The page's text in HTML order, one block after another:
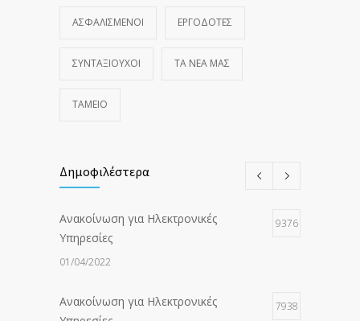
ΑΣΦΑΛΙΣΜΕΝΟΙ ΕΡΓΟΔΟΤΕΣ
ΣΥΝΤΑΞΙΟΥΧΟΙ ΤΑ ΝΈΑ ΜΑΣ
ΤΑΜΕΙΟ
Δημοφιλέστερα
Ανακοίνωση για Ηλεκτρονικές
Υπηρεσίες
9376
01/04/2022
Ανακοίνωση για Ηλεκτρονικές
7938